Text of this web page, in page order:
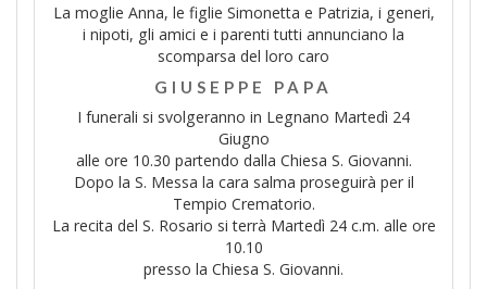
La moglie Anna, le figlie Simonetta e Patrizia, i generi,
i nipoti, gli amici e i parenti tutti annunciano la
scomparsa del loro caro
GIUSEPPE PAPA
I funerali si svolgeranno in Legnano Martedì 24
Giugno
alle ore 10.30 partendo dalla Chiesa S. Giovanni.
Dopo la S. Messa la cara salma proseguirà per il
Tempio Crematorio.
La recita del S. Rosario si terrà Martedì 24 c.m. alle ore
10.10
presso la Chiesa S. Giovanni.